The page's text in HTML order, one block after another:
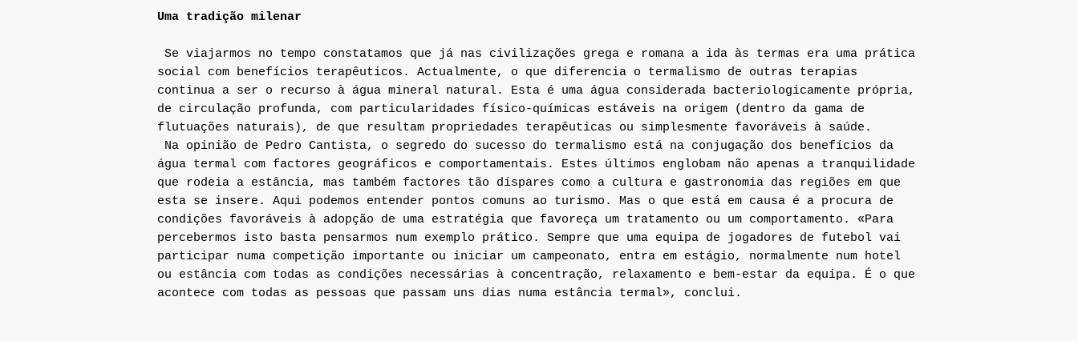
Uma tradição milenar
Se viajarmos no tempo constatamos que já nas civilizações grega e romana a ida às termas era uma prática
social com benefícios terapêuticos. Actualmente, o que diferencia o termalismo de outras terapias
continua a ser o recurso à água mineral natural. Esta é uma água considerada bacteriologicamente própria,
de circulação profunda, com particularidades físico-químicas estáveis na origem (dentro da gama de
flutuações naturais), de que resultam propriedades terapêuticas ou simplesmente favoráveis à saúde.
Na opinião de Pedro Cantista, o segredo do sucesso do termalismo está na conjugação dos benefícios da
água termal com factores geográficos e comportamentais. Estes últimos englobam não apenas a tranquilidade
que rodeia a estância, mas também factores tão díspares como a cultura e gastronomia das regiões em que
esta se insere. Aqui podemos entender pontos comuns ao turismo. Mas o que está em causa é a procura de
condições favoráveis à adopção de uma estratégia que favoreça um tratamento ou um comportamento. «Para
percebermos isto basta pensarmos num exemplo prático. Sempre que uma equipa de jogadores de futebol vai
participar numa competição importante ou iniciar um campeonato, entra em estágio, normalmente num hotel
ou estância com todas as condições necessárias à concentração, relaxamento e bem-estar da equipa. É o que
acontece com todas as pessoas que passam uns dias numa estância termal», conclui.